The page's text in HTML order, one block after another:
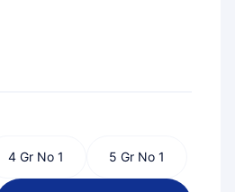
4 Gr No 1 5 Gr No 1